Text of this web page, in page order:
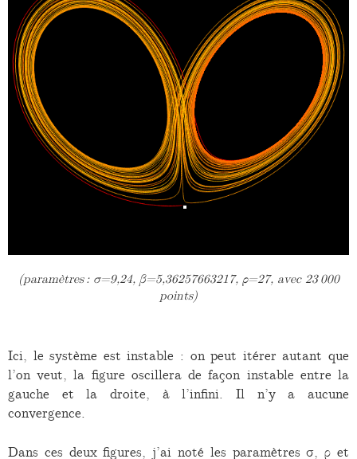
(paramètres : σ=9,24, β=5,36257663217, ρ=27, avec 23 000
points)
Ici, le système est instable : on peut itérer autant que
l’on veut, la figure oscillera de façon instable entre la
gauche et la droite, à l’infini. Il n’y a aucune
convergence.
Dans ces deux figures, j’ai noté les paramètres σ, ρ et